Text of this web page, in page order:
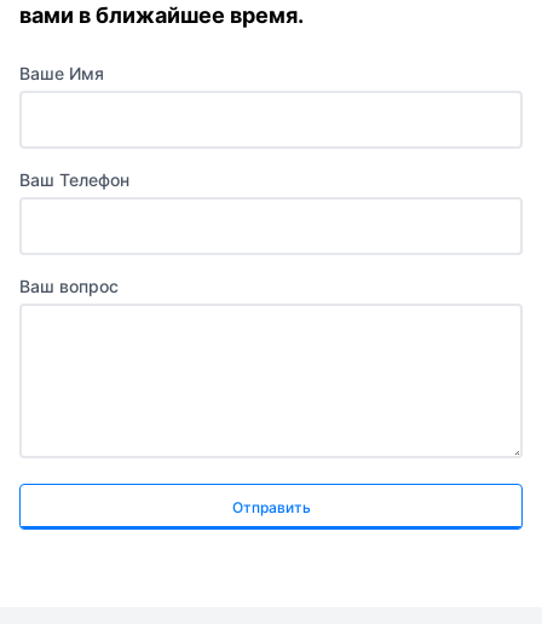
вами в ближайшее время.
Ваше Имя
Ваш Телефон
Ваш вопрос
Отправить